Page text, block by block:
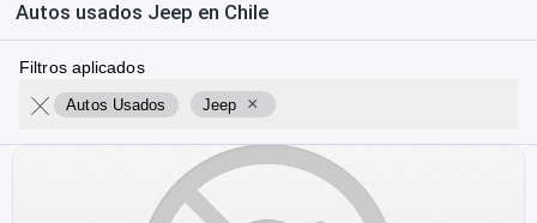
Autos usados Jeep en Chile
Filtros aplicados
Autos Usados Jeep ×